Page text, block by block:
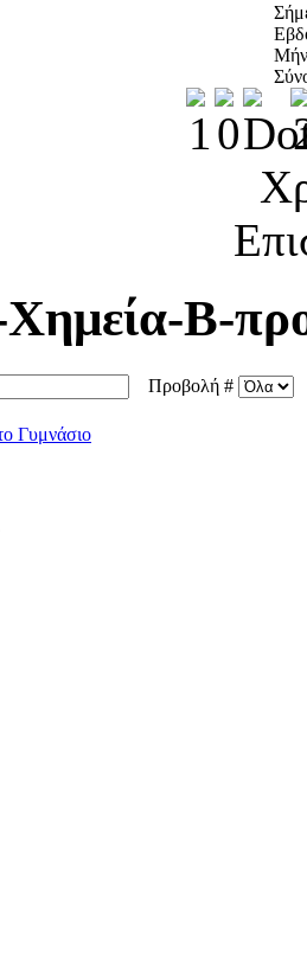
Β-
Προβολή #
Γυμνάσιο